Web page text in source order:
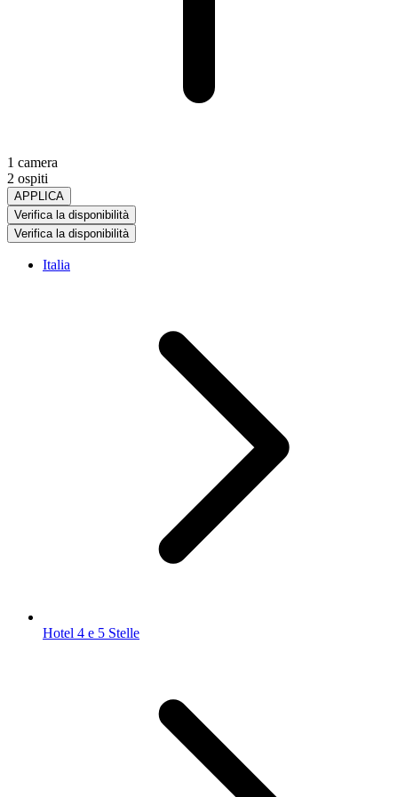
1 camera
2 ospiti
APPLICA
Verifica la disponibilità
Verifica la disponibilità
Italia
Hotel 4 e 5 Stelle